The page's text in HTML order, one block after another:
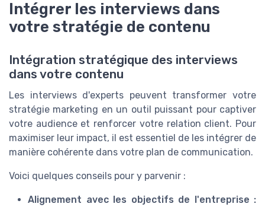
Intégrer les interviews dans
votre stratégie de contenu
Intégration stratégique des interviews
dans votre contenu
Les interviews d'experts peuvent transformer votre
stratégie marketing en un outil puissant pour captiver
votre audience et renforcer votre relation client. Pour
maximiser leur impact, il est essentiel de les intégrer de
manière cohérente dans votre plan de communication.
Voici quelques conseils pour y parvenir :
Alignement avec les objectifs de l'entreprise :